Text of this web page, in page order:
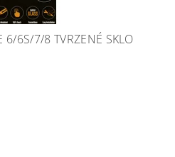
6/6S/7/8 TVRZENÉ SKLO